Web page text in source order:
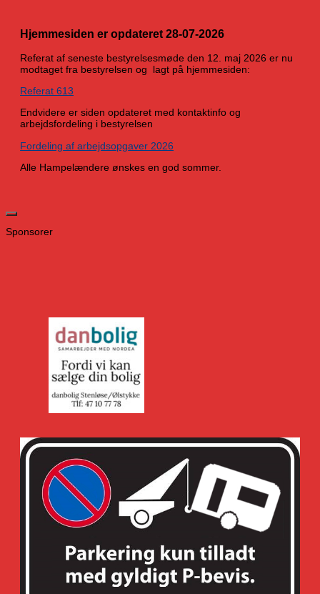
Hjemmesiden er opdateret 28-07-2026
Referat af seneste bestyrelsesmøde den 12. maj 2026 er nu
modtaget fra bestyrelsen og lagt på hjemmesiden:
Referat 613
Endvidere er siden opdateret med kontaktinfo og
arbejdsfordeling i bestyrelsen
Fordeling af arbejdsopgaver 2026
Alle Hampelændere ønskes en god sommer.
Sponsorer